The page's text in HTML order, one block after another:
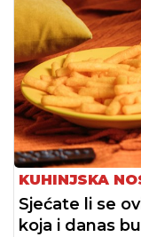
KUHINJSKA
Sjećate li se
koja i danas